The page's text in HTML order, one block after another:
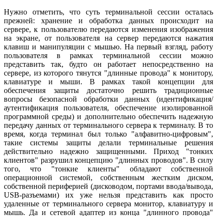
Нужно отметить, что суть терминальной сессии осталась
прежней: хранение и обработка данных происходит на
сервере, к пользователю передаются изменения изображения
на экране, от пользователя на сервер передаются нажатия
клавиш и манипуляции с мышью. На первый взгляд, работу
пользователя в рамках терминальной сессии можно
представить так, будто он работает непосредственно на
сервере, из которого тянутся "длинные провода" к монитору,
клавиатуре и мыши. В рамках такой концепции для
обеспечения защиты достаточно решить традиционные
вопросы безопасной обработки данных (идентификация/
аутентификация пользователя, обеспечение изолированной
программной среды) и дополнительно обеспечить надежную
передачу данных от терминального сервера к терминалу. В то
время, когда терминал был только "алфавитно-цифровым",
такие системы защиты делали терминальные решения
действительно надежно защищенными. Приход "тонких
клиентов" разрушил концепцию "длинных проводов". В силу
того, что "тонкие клиенты" обладают собственной
операционной системой, собственным жестким диском,
собственной периферией (дисководом, портами ввода/вывода,
USB-разъемами) их уже нельзя представить как просто
удаленные от терминального сервера монитор, клавиатуру и
мышь. Да и сетевой адаптер из конца "длинного провода"